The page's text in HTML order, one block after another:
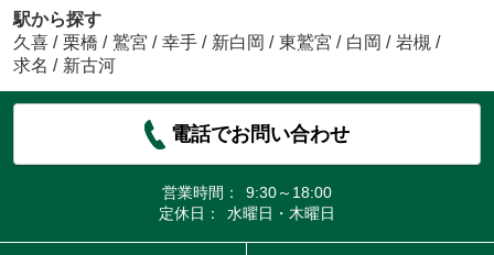
駅から探す
久喜 / 栗橋 / 鷲宮 / 幸手 / 新白岡 / 東鷲宮 / 白岡 / 岩槻 /
求名 / 新古河
電話でお問い合わせ
営業時間：
9:30～18:00
定休日：
水曜日・木曜日